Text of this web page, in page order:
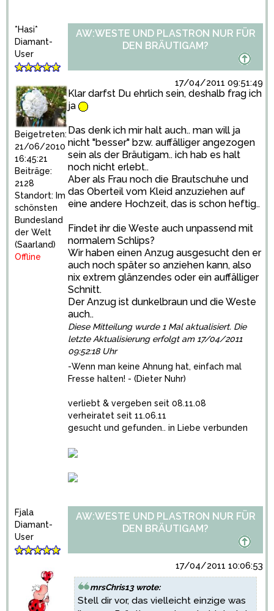
*Hasi*
Diamant-
User
Beigetreten:
21/06/2010
16:45:21
Beiträge:
2128
Standort: Im
schönsten
Bundesland
der Welt
(Saarland)
Offline
AW:WESTE UND PLASTRON NUR FÜR
DEN BRÄUTIGAM?
17/04/2011 09:51:49
Klar darfst Du ehrlich sein, deshalb frag ich
ja
Das denk ich mir halt auch.. man will ja
nicht "besser" bzw. auffälliger angezogen
sein als der Bräutigam.. ich hab es halt
noch nicht erlebt..
Aber als Frau noch die Brautschuhe und
das Oberteil vom Kleid anzuziehen auf
eine andere Hochzeit, das is schon heftig..
Findet ihr die Weste auch unpassend mit
normalem Schlips?
Wir haben einen Anzug ausgesucht den er
auch noch später so anziehen kann, also
nix extrem glänzendes oder ein auffälliger
Schnitt.
Der Anzug ist dunkelbraun und die Weste
auch..
Diese Mitteilung wurde 1 Mal aktualisiert. Die
letzte Aktualisierung erfolgt am 17/04/2011
09:52:18 Uhr
-Wenn man keine Ahnung hat, einfach mal
Fresse halten! - (Dieter Nuhr)
verliebt & vergeben seit 08.11.08
verheiratet seit 11.06.11
gesucht und gefunden.. in Liebe verbunden
Fjala
Diamant-
User
AW:WESTE UND PLASTRON NUR FÜR
DEN BRÄUTIGAM?
17/04/2011 10:06:53
mrsChris13 wrote:
Stell dir vor, das vielleicht einzige was